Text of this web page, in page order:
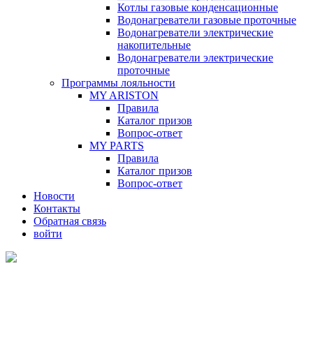
Котлы газовые конденсационные
Водонагреватели газовые проточные
Водонагреватели электрические
накопительные
Водонагреватели электрические
проточные
Программы лояльности
MY ARISTON
Правила
Каталог призов
Вопрос-ответ
MY PARTS
Правила
Каталог призов
Вопрос-ответ
Новости
Контакты
Обратная связь
войти